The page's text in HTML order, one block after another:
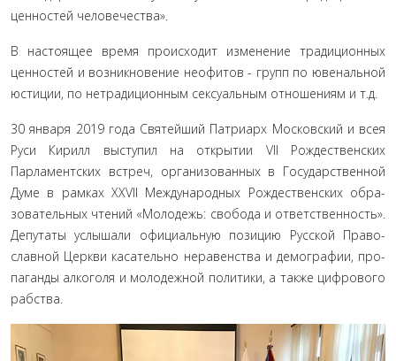
ценностей человечества».
В настоящее время происходит изменение традицион­ных
ценностей и возникновение неофитов - групп по юве­нальной
юстиции, по нетрадиционным сексуальным отно­шениям и т.д.
30 января 2019 года Святейший Патриарх Московский и всея
Руси Кирилл выступил на открытии VII Рождественских
Парламентских встреч, организованных в Государственной
Думе в рамках XXVII Международных Рождественских обра­
зовательных чтений «Молодежь: свобода и ответственность».
Депутаты услышали официальную позицию Русской Право­
славной Церкви касательно неравенства и демографии, про­
паганды алкоголя и молодежной политики, а также цифро­вого
рабства.